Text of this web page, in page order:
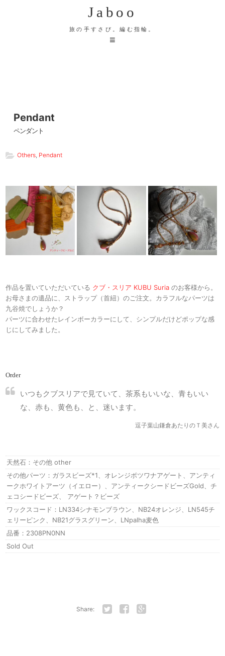
Jaboo
旅の手すさび。編む指輪。
Pendant
ペンダント
Others, Pendant
作品を置いていただいている クブ・スリア KUBU Suria のお客様から。
お母さまの遺品に、ストラップ（首紐）のご注文。カラフルなパーツは
九谷焼でしょうか？
パーツに合わせたレインボーカラーにして、シンプルだけどポップな感
じにしてみました。
Order
いつもクブスリアで見ていて、茶系もいいな、青もいい
な、赤も、黄色も、と、迷います。
逗子葉山鎌倉あたりのＴ美さん
天然石：その他 other
その他パーツ：ガラスビーズ*1、オレンジボツワナアゲート、アンティ
ークホワイトアーツ（イエロー）、アンティークシードビーズGold、チ
ェコシードビーズ、 アゲート？ビーズ
ワックスコード：LN334シナモンブラウン、NB24オレンジ、LN545チ
ェリーピンク、NB21グラスグリーン、LNpalha麦色
品番：2308PN0NN
Sold Out
Share: